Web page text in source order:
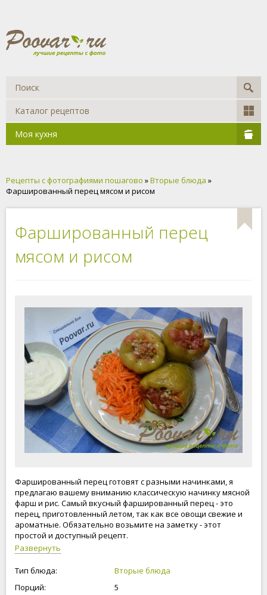
Каталог рецептов
Моя кухня
Рецепты с фотографиями пошагово »Вторые блюда »
Фаршированный перец мясом и рисом
Фаршированный перец
мясом и рисом
Фаршированный перец готовят с разными начинками, я
предлагаю вашему вниманию классическую начинку мясной
фарш и рис. Самый вкусный фаршированный перец - это
перец, приготовленный летом, так как все овощи свежие и
ароматные. Обязательно возьмите на заметку - этот
простой и доступный рецепт.
Развернуть
Тип блюда:
Вторые блюда
Порций:
5